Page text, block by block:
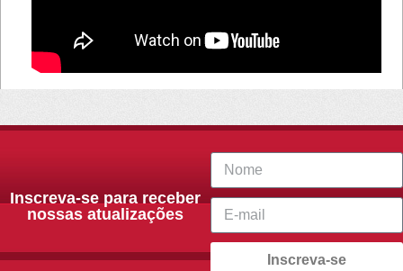
Inscreva-se para receber
nossas atualizações
Inscreva-se